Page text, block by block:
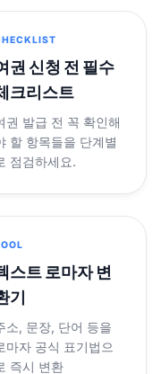
권 신청 전 필수
크리스트
권 발급 전 꼭 확인해
할 항목들을 단계별
점검하세요.
스트 로마자 변
기
소, 문장, 단어 등을
마자 공식 표기법으
즉시 변환